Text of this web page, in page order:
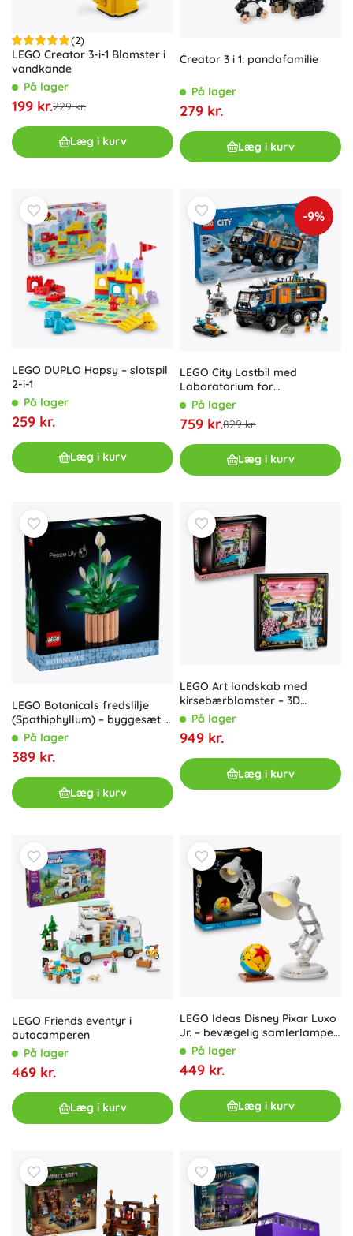
(2)
LEGO Creator 3-i-1 Blomster i
vandkande
På lager
199 kr.229 kr.
Læg i kurv
Creator 3 i 1: pandafamilie
På lager
279 kr.
Læg i kurv
LEGO DUPLO Hopsy – slotspil
2-i-1
På lager
259 kr.
Læg i kurv
-9%
LEGO City Lastbil med
Laboratorium for
Polarforskere
På lager
759 kr.829 kr.
Læg i kurv
LEGO Botanicals fredslilje
(Spathiphyllum) – byggesæt til
voksne
På lager
389 kr.
Læg i kurv
LEGO Art landskab med
kirsebærblomster – 3D
japansk vægdekoration
På lager
949 kr.
Læg i kurv
LEGO Friends eventyr i
autocamperen
På lager
469 kr.
Læg i kurv
LEGO Ideas Disney Pixar Luxo
Jr. – bevægelig samlerlampe
med bold
På lager
449 kr.
Læg i kurv